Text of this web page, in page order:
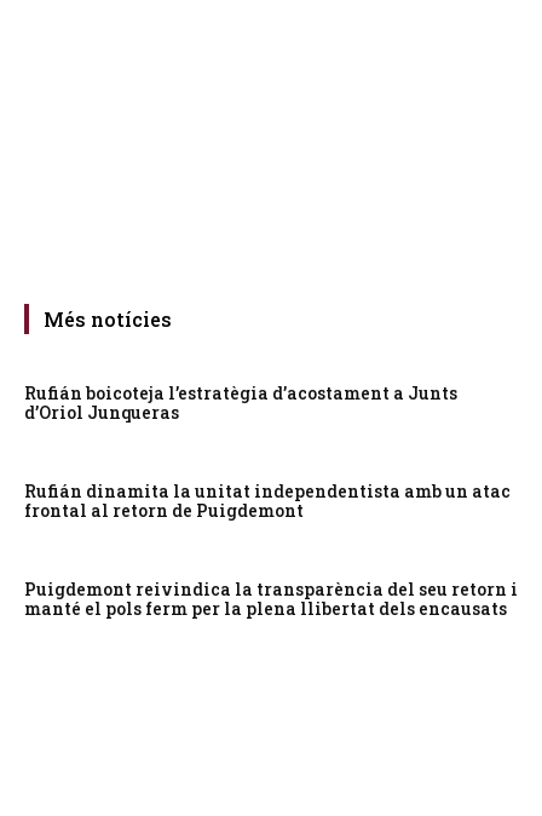
Més notícies
Rufián boicoteja l’estratègia d’acostament a Junts
d’Oriol Junqueras
Rufián dinamita la unitat independentista amb un atac
frontal al retorn de Puigdemont
Puigdemont reivindica la transparència del seu retorn i
manté el pols ferm per la plena llibertat dels encausats